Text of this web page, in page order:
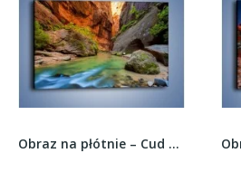
Obraz na płótnie – Cud natury – jednoczęściowy...